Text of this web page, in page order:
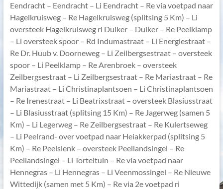
Eendracht – Eendracht – Li Eendracht – Re via voetpad naar
Hagelkruisweg – Re Hagelkruisweg (splitsing 5 Km) – Li
oversteek Hagelkruisweg ri Duiker – Duiker – Re Peelklamp
– Li oversteek spoor – Rd Indumastraat – Li Energiestraat –
Re Dr. Huub v. Doorneweg – Li Zeilbergsestraat – oversteek
spoor – Li Peelklamp – Re Arenbroek – oversteek
Zeilbergsestraat – Li Zeilbergsestraat – Re Mariastraat – Re
Mariastraat – Li Christinaplantsoen – Li Christinaplantsoen
– Re Irenestraat – Li Beatrixstraat – oversteek Blasiusstraat
– Li Blasiusstraat (splitsing 15 Km) – Re Jagerweg (samen 5
Km) – Li Legerweg – Re Zeilbergsestraat – Re Kulertseweg
– Li Peelrand- over voetpad naar Heiakkerpad (splitsing 5
Km) – Re Peelslenk – oversteek Peellandsingel – Re
Peellandsingel – Li Torteltuin – Re via voetpad naar
Hennegras – Li Hennegras – Li Veenmossingel – Re Nieuwe
Wittedijk (samen met 5 Km) – Re via 2e voetpad ri